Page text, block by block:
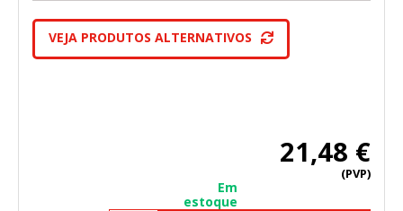
VEJA PRODUTOS ALTERNATIVOS
21,48 €
(PVP)
Em
estoque